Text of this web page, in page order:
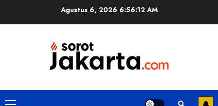
Agustus 6, 2026 6:56:12 AM